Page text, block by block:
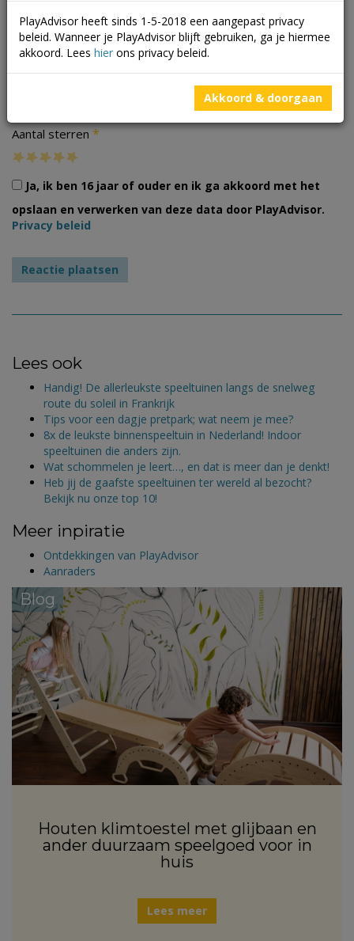
Aantal sterren *
Ja, ik ben 16 jaar of ouder en ik ga akkoord met het
opslaan en verwerken van deze data door PlayAdvisor.
Privacy beleid
Lees ook
Handig! De allerleukste speeltuinen langs de snelweg
route du soleil in Frankrijk
Tips voor een dagje pretpark; wat neem je mee?
8x de leukste binnenspeeltuin in Nederland! Indoor
speeltuinen die anders zijn.
Wat schommelen je leert…, en dat is meer dan je denkt!
Heb jij de gaafste speeltuinen ter wereld al bezocht?
Bekijk nu onze top 10!
Meer inpiratie
Ontdekkingen van PlayAdvisor
Aanraders
Blog
Houten klimtoestel met glijbaan en
ander duurzaam speelgoed voor in
huis
Lees meer
PlayAdvisor heeft sinds 1-5-2018 een aangepast privacy
beleid. Wanneer je PlayAdvisor blijft gebruiken, ga je hiermee
akkoord. Lees hier ons privacy beleid.
Akkoord & doorgaan